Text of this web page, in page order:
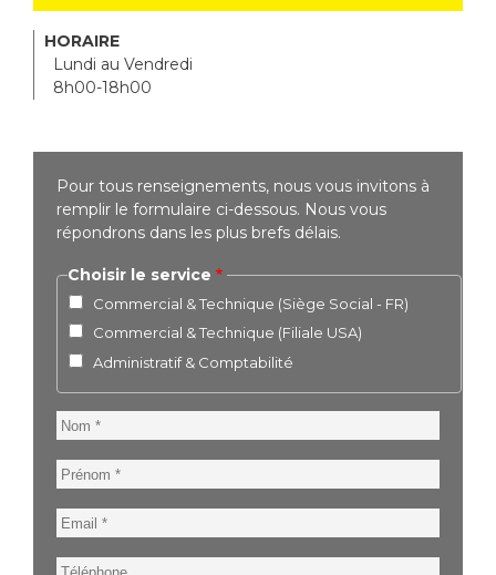
HORAIRE
Lundi au Vendredi
8h00-18h00
Pour tous renseignements, nous vous invitons à
remplir le formulaire ci-dessous. Nous vous
répondrons dans les plus brefs délais.
Choisir le service
Commercial & Technique (Siège Social - FR)
Commercial & Technique (Filiale USA)
Administratif & Comptabilité
Nom
Prénom
Email
Téléphone